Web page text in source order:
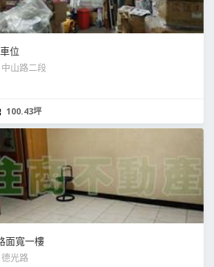
位
山路二段
100.43坪
面寬一樓
光路